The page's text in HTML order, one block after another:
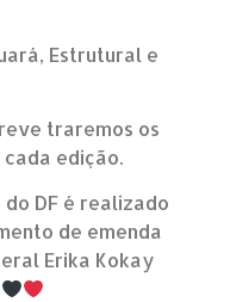
Estrutural e
traremos os
edição.
DF é realizado
de emenda
Erika Kokay